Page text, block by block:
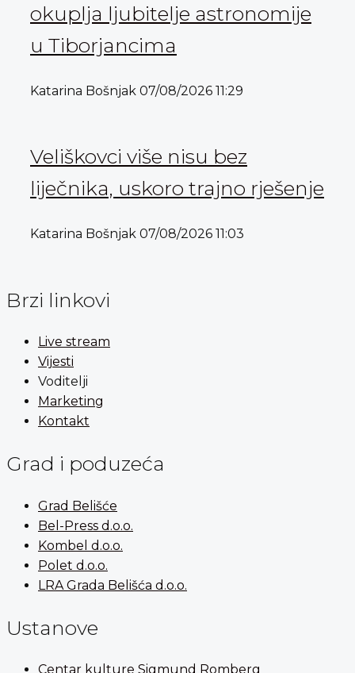
okuplja ljubitelje astronomije
u Tiborjancima
Katarina Bošnjak 07/08/2026 11:29
Veliškovci više nisu bez
liječnika, uskoro trajno rješenje
Katarina Bošnjak 07/08/2026 11:03
Brzi linkovi
Live stream
Vijesti
Voditelji
Marketing
Kontakt
Grad i poduzeća
Grad Belišće
Bel-Press d.o.o.
Kombel d.o.o.
Polet d.o.o.
LRA Grada Belišća d.o.o.
Ustanove
Centar kulture Sigmund Romberg